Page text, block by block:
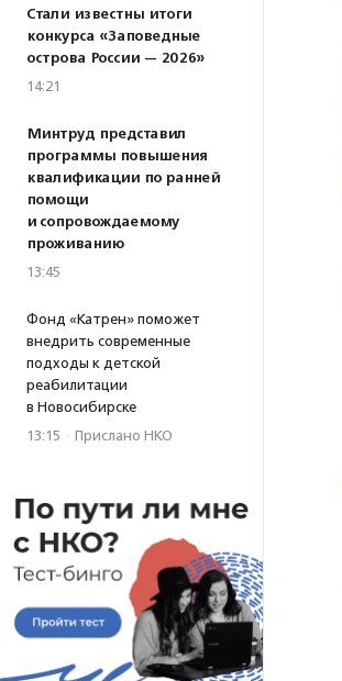
Стали известны итоги
конкурса «Заповедные
острова России — 2026»
14:21
Минтруд представил
программы повышения
квалификации по ранней
помощи
и сопровождаемому
проживанию
13:45
Фонд «Катрен» поможет
внедрить современные
подходы к детской
реабилитации
в Новосибирске
13:15 · Прислано НКО